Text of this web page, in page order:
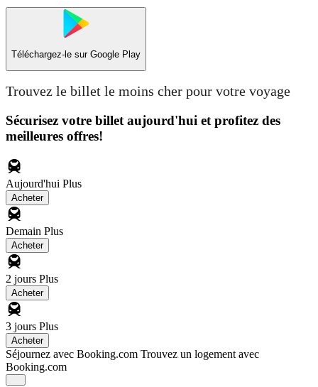
Téléchargez-le sur Google Play
Trouvez le billet le moins cher pour votre voyage
Sécurisez votre billet aujourd'hui et profitez des
meilleures offres!
Aujourd'hui Plus
Acheter
Demain Plus
Acheter
2 jours Plus
Acheter
3 jours Plus
Acheter
Séjournez avec Booking.com Trouvez un logement avec
Booking.com